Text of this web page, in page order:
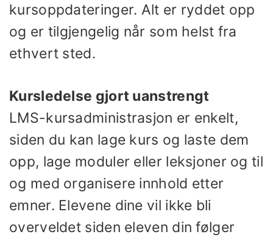
kursoppdateringer. Alt er ryddet opp
og er tilgjengelig når som helst fra
ethvert sted.
Kursledelse gjort uanstrengt
LMS-kursadministrasjon er enkelt,
siden du kan lage kurs og laste dem
opp, lage moduler eller leksjoner og til
og med organisere innhold etter
emner. Elevene dine vil ikke bli
overveldet siden eleven din følger